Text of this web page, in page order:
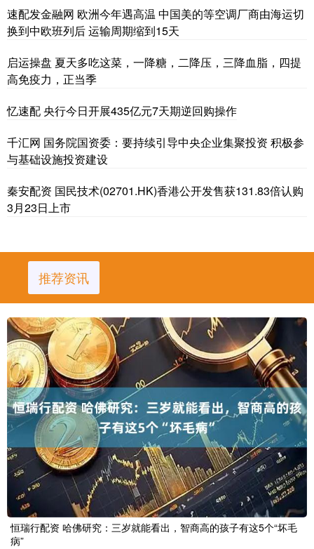
速配发金融网 欧洲今年遇高温 中国美的等空调厂商由海运切
换到中欧班列后 运输周期缩到15天
启运操盘 夏天多吃这菜，一降糖，二降压，三降血脂，四提
高免疫力，正当季
忆速配 央行今日开展435亿元7天期逆回购操作
千汇网 国务院国资委：要持续引导中央企业集聚投资 积极参
与基础设施投资建设
秦安配资 国民技术(02701.HK)香港公开发售获131.83倍认购
3月23日上市
推荐资讯
恒瑞行配资 哈佛研究：三岁就能看出，智商高的孩子有这5个“坏毛
病”